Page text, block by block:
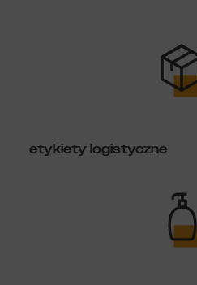
etykiety logistyczne